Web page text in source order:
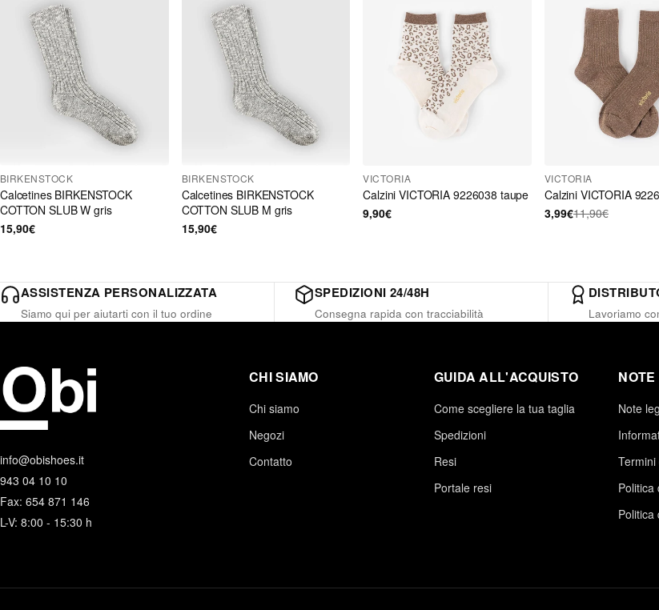
BIRKENSTOCK
Calcetines BIRKENSTOCK
COTTON SLUB W gris
15,90€
BIRKENSTOCK
Calcetines BIRKENSTOCK
COTTON SLUB M gris
15,90€
VICTORIA
Calzini VICTORIA 9226038 taupe
9,90€
VICTORIA
Calzini VICTORIA
3,99€11,90€
ASSISTENZA PERSONALIZZATA
Siamo qui per aiutarti con il tuo ordine
SPEDIZIONI 24/48H
Consegna rapida con tracciabilità Lavoriamo
info@obishoes.it
943 04 10 10
Fax: 654 871 146
L-V: 8:00 - 15:30 h
CHI SIAMO
Chi siamo
Negozi
Contatto
GUIDA ALL'ACQUISTO
Come scegliere la tua taglia
Spedizioni
Resi
Portale resi
Note
Politica
Politica